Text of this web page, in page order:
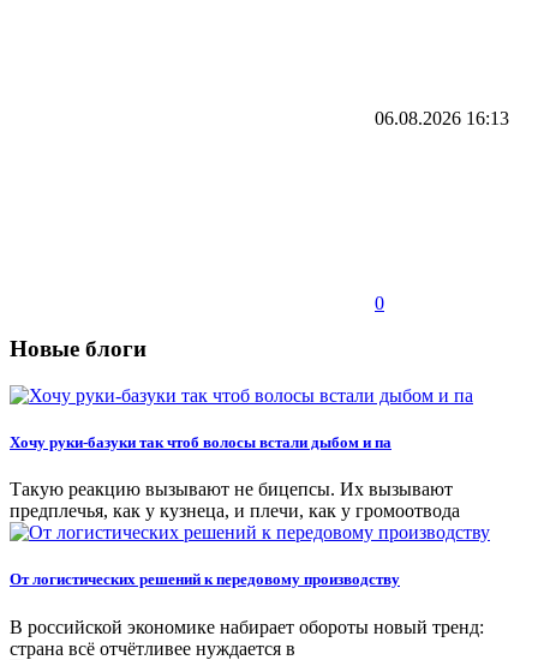
06.08.2026 16:13
0
Новые блоги
Хочу руки-базуки так чтоб волосы встали дыбом и па
Такую реакцию вызывают не бицепсы. Их вызывают
предплечья, как у кузнеца, и плечи, как у громоотвода
От логистических решений к передовому производству
В российской экономике набирает обороты новый тренд:
страна всё отчётливее нуждается в